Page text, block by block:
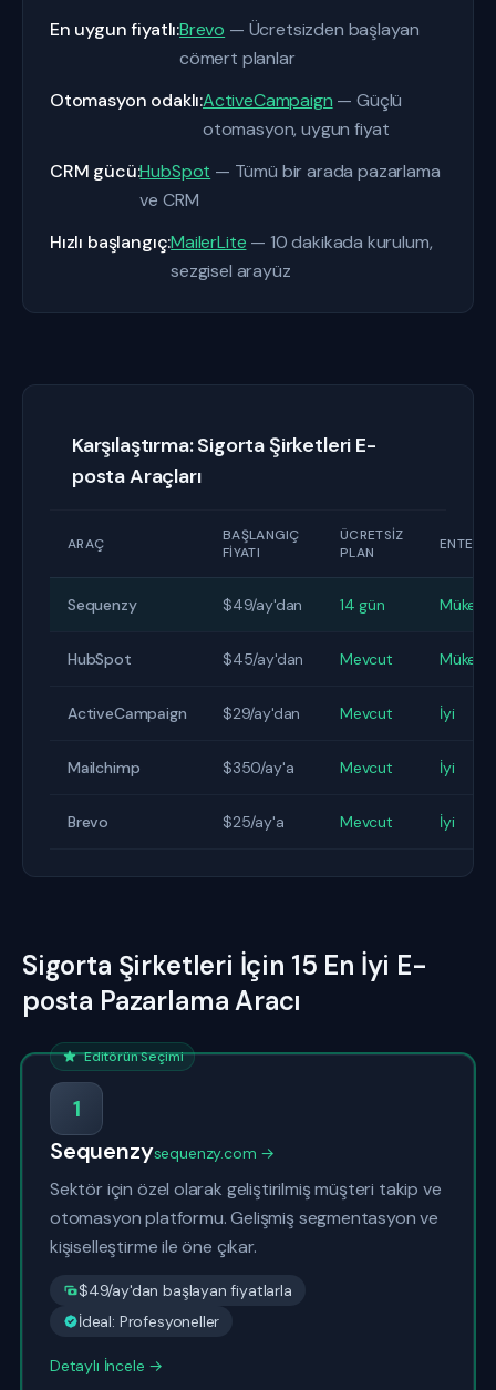
En uygun fiyatlı:Brevo — Ücretsizden başlayan
cömert planlar
Otomasyon odaklı:ActiveCampaign — Güçlü
otomasyon, uygun fiyat
CRM gücü:HubSpot — Tümü bir arada pazarlama
ve CRM
Hızlı başlangıç:MailerLite — 10 dakikada kurulum,
sezgisel arayüz
Karşılaştırma: Sigorta Şirketleri E-
posta Araçları
ARAÇ
BAŞLANGIÇ
FIYATI
ÜCRETSIZ
PLAN
Sequenzy $49/ay'dan 14 gün
HubSpot $45/ay'dan Mevcut
ActiveCampaign $29/ay'dan Mevcut İyi
Mailchimp $350/ay'a Mevcut İyi
Brevo $25/ay'a Mevcut İyi
Sigorta Şirketleri İçin 15 En İyi E-
posta Pazarlama Aracı
Editörün Seçimi
1
Sequenzysequenzy.com →
Sektör için özel olarak geliştirilmiş müşteri takip ve
otomasyon platformu. Gelişmiş segmentasyon ve
kişiselleştirme ile öne çıkar.
$49/ay'dan başlayan fiyatlarla
İdeal: Profesyoneller
Detaylı İncele →